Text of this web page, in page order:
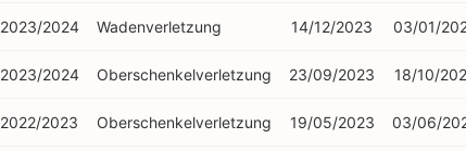
2023/2024 Wadenverletzung 14/12/2023 03/01/
2023/2024 Oberschenkelverletzung 23/09/2023 18/10/
2022/2023 Oberschenkelverletzung 19/05/2023 03/06/